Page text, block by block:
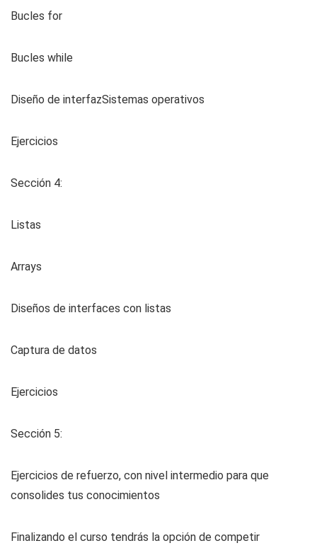
Bucles for
Bucles while
Diseño de interfazSistemas operativos
Ejercicios
Sección 4:
Listas
Arrays
Diseños de interfaces con listas
Captura de datos
Ejercicios
Sección 5:
Ejercicios de refuerzo, con nivel intermedio para que
consolides tus conocimientos
Finalizando el curso tendrás la opción de competir